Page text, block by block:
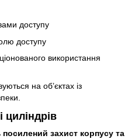
доступу
доступу
використання
на об’єктах із
циліндрів
посилений захист корпусу та